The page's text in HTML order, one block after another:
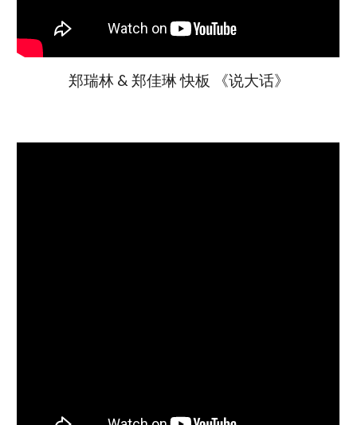
郑瑞林 & 郑佳琳 快板 《说大话》